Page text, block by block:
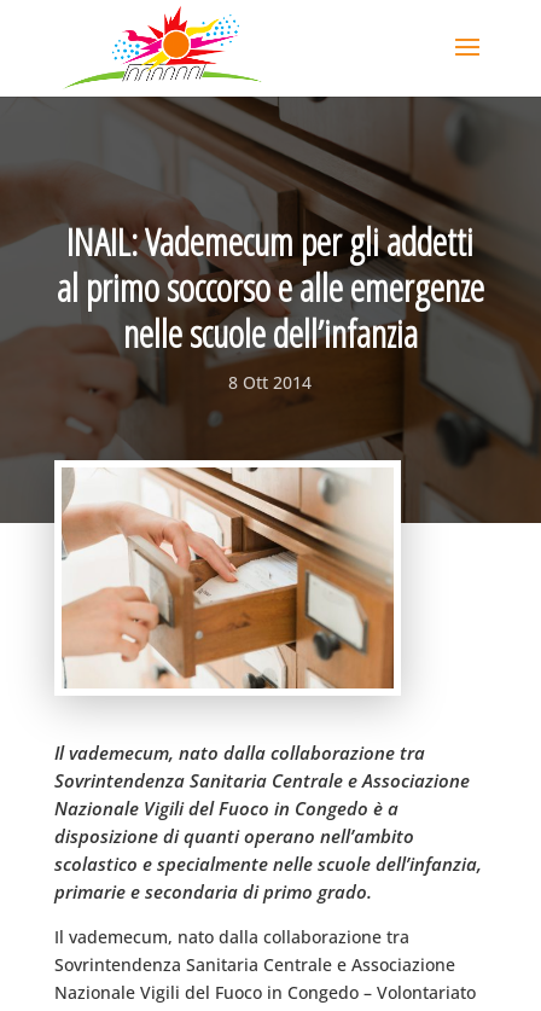
INAIL: Vademecum per gli addetti
al primo soccorso e alle emergenze
nelle scuole dell’infanzia
8 Ott 2014
Il vademecum, nato dalla collaborazione tra
Sovrintendenza Sanitaria Centrale e Associazione
Nazionale Vigili del Fuoco in Congedo è a
disposizione di quanti operano nell’ambito
scolastico e specialmente nelle scuole dell’infanzia,
primarie e secondaria di primo grado.
Il vademecum, nato dalla collaborazione tra
Sovrintendenza Sanitaria Centrale e Associazione
Nazionale Vigili del Fuoco in Congedo – Volontariato